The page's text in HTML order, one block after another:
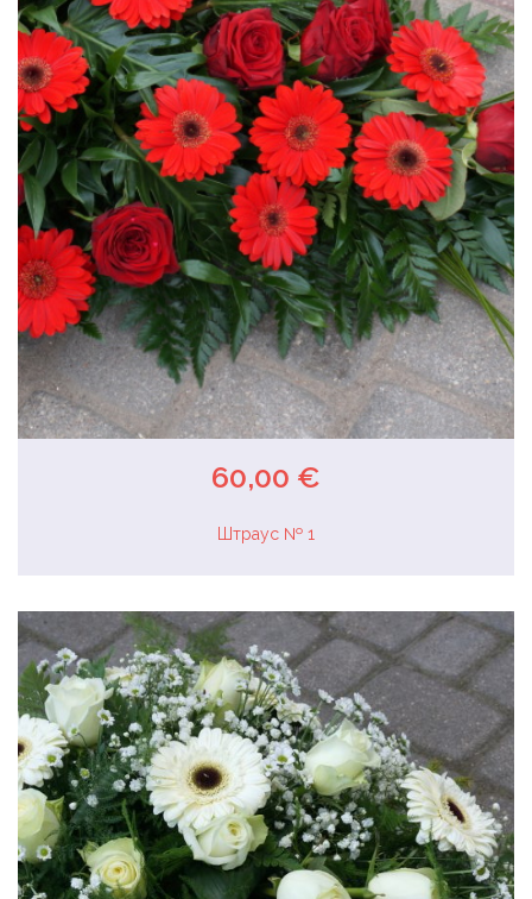
60,00 €
Штраус № 1